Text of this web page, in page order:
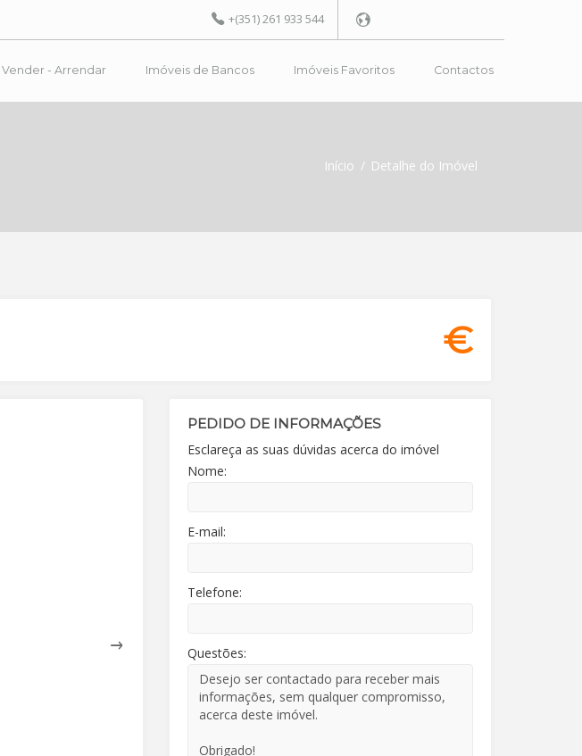
+(351) 261 933 544
Vender - Arrendar Imóveis de Bancos Imóveis Favoritos Contactos
Início Detalhe do Imóvel
€
PEDIDO DE INFORMAÇÕES
Esclareça as suas dúvidas acerca do imóvel
Nome:
E-mail:
Telefone:
Questões: